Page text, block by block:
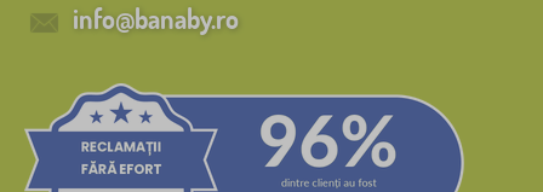
info@banaby.ro